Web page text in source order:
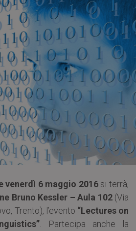
venerdì 6 maggio 2016si terrà,
Bruno Kessler – Aula 102(Via
Trento), l’evento “Lectures on
. Partecipa anche la